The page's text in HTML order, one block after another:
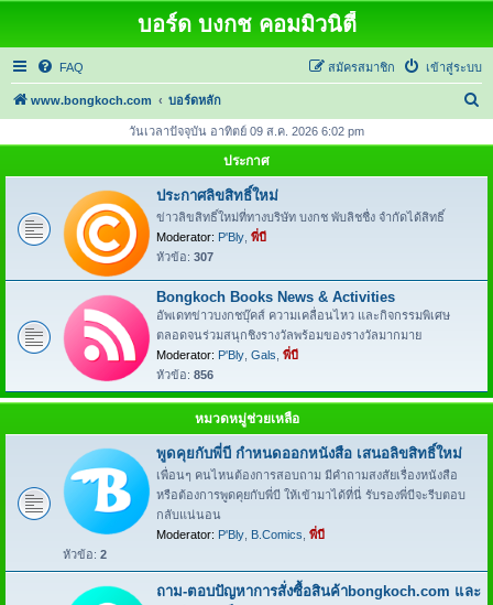
บอร์ด บงกช คอมมิวนิตี้
FAQ เข้าสู่ระบบ
สมัครสมาชิก
www.bongkoch.com บอร์ดหลัก
า
วันเวลาปัจจุบัน อาทิตย์ 09 ส.ค. 2026 6:02 pm
ประกาศ
ประกาศลิขสิทธิ์ใหม่
ข่าวลิขสิทธิ์ใหม่ที่ทางบริษัท บงกช พับลิชชื่ง จำกัดได้สิทธิ์
Moderator: P'Bly พี่บี
หัวข้อ: 307
Bongkoch Books News & Activities
อัพเดทข่าวบงกชบุ๊คส์ ความเคลื่อนไหว และกิจกรรมพิเศษ
ตลอดจนร่วมสนุกชิงรางวัลพร้อมของรางวัลมากมาย
Moderator: P'Bly Gals พี่บี
หัวข้อ: 856
หมวดหมู่ช่วยเหลือ
พูดคุยกับพี่บี กำหนดออกหนังสือ เสนอลิขสิทธิ์ใหม่
เพื่อนๆ คนไหนต้องการสอบถาม มีคำถามสงสัยเรื่องหนังสือ
หรือต้องการพูดคุยกับพี่บี ให้เข้ามาได้ที่นี่ รับรองพี่บีจะรีบตอบ
กลับแน่นอน
Moderator: P'Bly B.Comics พี่บี
หัวข้อ: 2
ถาม-ตอบปัญหาการสั่งซื้อสินค้าbongkoch.com และ